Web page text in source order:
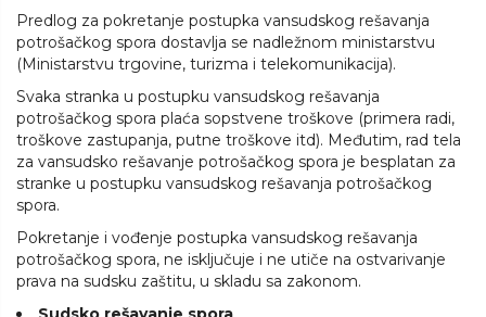
Predlog za pokretanje postupka vansudskog rešavanja
potrošačkog spora dostavlja se nadležnom ministarstvu
(Ministarstvu trgovine, turizma i telekomunikacija).
Svaka stranka u postupku vansudskog rešavanja
potrošačkog spora plaća sopstvene troškove (primera radi,
troškove zastupanja, putne troškove itd). Međutim, rad tela
za vansudsko rešavanje potrošačkog spora je besplatan za
stranke u postupku vansudskog rešavanja potrošačkog
spora.
Pokretanje i vođenje postupka vansudskog rešavanja
potrošačkog spora, ne isključuje i ne utiče na ostvarivanje
prava na sudsku zaštitu, u skladu sa zakonom.